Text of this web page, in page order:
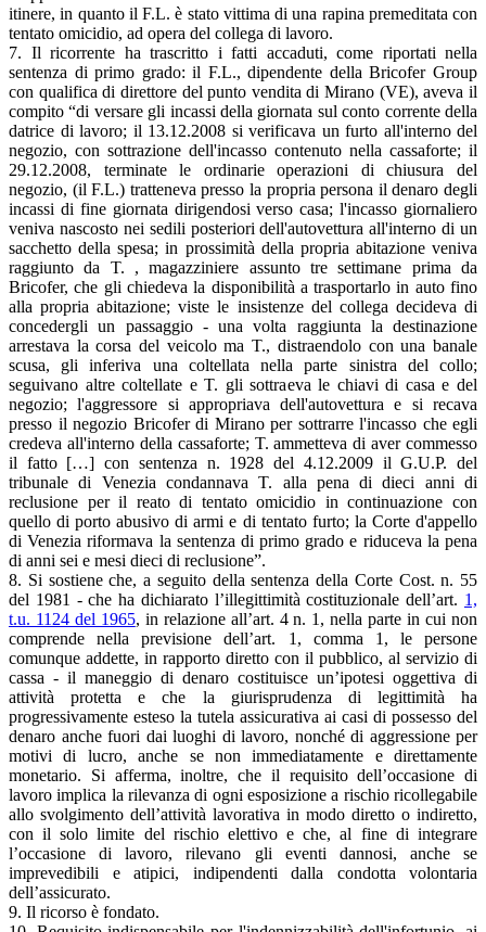
itinere, in quanto il F.L. è stato vittima di una rapina premeditata con
tentato omicidio, ad opera del collega di lavoro.
7. Il ricorrente ha trascritto i fatti accaduti, come riportati nella
sentenza di primo grado: il F.L., dipendente della Bricofer Group
con qualifica di direttore del punto vendita di Mirano (VE), aveva il
compito “di versare gli incassi della giornata sul conto corrente della
datrice di lavoro; il 13.12.2008 si verificava un furto all'interno del
negozio, con sottrazione dell'incasso contenuto nella cassaforte; il
29.12.2008, terminate le ordinarie operazioni di chiusura del
negozio, (il F.L.) tratteneva presso la propria persona il denaro degli
incassi di fine giornata dirigendosi verso casa; l'incasso giornaliero
veniva nascosto nei sedili posteriori dell'autovettura all'interno di un
sacchetto della spesa; in prossimità della propria abitazione veniva
raggiunto da T. , magazziniere assunto tre settimane prima da
Bricofer, che gli chiedeva la disponibilità a trasportarlo in auto fino
alla propria abitazione; viste le insistenze del collega decideva di
concedergli un passaggio - una volta raggiunta la destinazione
arrestava la corsa del veicolo ma T., distraendolo con una banale
scusa, gli inferiva una coltellata nella parte sinistra del collo;
seguivano altre coltellate e T. gli sottraeva le chiavi di casa e del
negozio; l'aggressore si appropriava dell'autovettura e si recava
presso il negozio Bricofer di Mirano per sottrarre l'incasso che egli
credeva all'interno della cassaforte; T. ammetteva di aver commesso
il fatto […] con sentenza n. 1928 del 4.12.2009 il G.U.P. del
tribunale di Venezia condannava T. alla pena di dieci anni di
reclusione per il reato di tentato omicidio in continuazione con
quello di porto abusivo di armi e di tentato furto; la Corte d'appello
di Venezia riformava la sentenza di primo grado e riduceva la pena
di anni sei e mesi dieci di reclusione”.
8. Si sostiene che, a seguito della sentenza della Corte Cost. n. 55
del 1981 - che ha dichiarato l’illegittimità costituzionale dell’art. 1,
t.u. 1124 del 1965, in relazione all’art. 4 n. 1, nella parte in cui non
comprende nella previsione dell’art. 1, comma 1, le persone
comunque addette, in rapporto diretto con il pubblico, al servizio di
cassa - il maneggio di denaro costituisce un’ipotesi oggettiva di
attività protetta e che la giurisprudenza di legittimità ha
progressivamente esteso la tutela assicurativa ai casi di possesso del
denaro anche fuori dai luoghi di lavoro, nonché di aggressione per
motivi di lucro, anche se non immediatamente e direttamente
monetario. Si afferma, inoltre, che il requisito dell’occasione di
lavoro implica la rilevanza di ogni esposizione a rischio ricollegabile
allo svolgimento dell’attività lavorativa in modo diretto o indiretto,
con il solo limite del rischio elettivo e che, al fine di integrare
l’occasione di lavoro, rilevano gli eventi dannosi, anche se
imprevedibili e atipici, indipendenti dalla condotta volontaria
dell’assicurato.
9. Il ricorso è fondato.